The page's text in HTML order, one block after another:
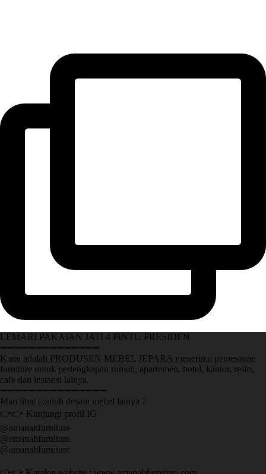
LEMARI PAKAIAN JATI 4 PINTU PRESIDEN
➖➖➖➖➖➖➖➖➖➖➖➖➖➖
Kami adalah PRODUSEN MEBEL JEPARA menerima pemesanan
furniture untuk perlengkapan rumah, apartemen, hotel, kantor, resto,
cafe dan instansi lainya.
➖➖➖➖➖➖➖➖➖➖➖➖➖➖➖
Mau lihat contoh desain mebel lainya ?
👉👉 Kunjungi profil IG
@amanahfurniture
@amanahfurniture
@amanahfurniture